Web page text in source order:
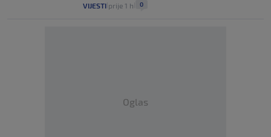
VIJESTI prije 1 h 0
Oglas